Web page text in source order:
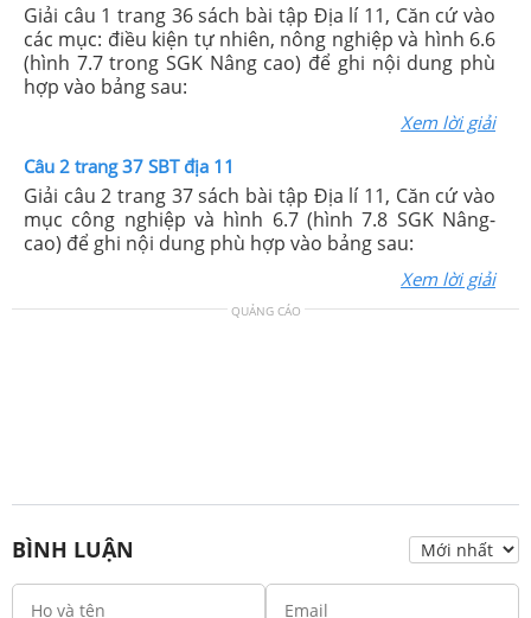
Giải câu 1 trang 36 sách bài tập Địa lí 11, Căn cứ vào
các mục: điều kiện tự nhiên, nông nghiệp và hình 6.6
(hình 7.7 trong SGK Nâng cao) để ghi nội dung phù
hợp vào bảng sau:
Xem lời giải
Câu 2 trang 37 SBT địa 11
Giải câu 2 trang 37 sách bài tập Địa lí 11, Căn cứ vào
mục công nghiệp và hình 6.7 (hình 7.8 SGK Nâng-
cao) để ghi nội dung phù hợp vào bảng sau:
Xem lời giải
QUẢNG CÁO
BÌNH LUẬN